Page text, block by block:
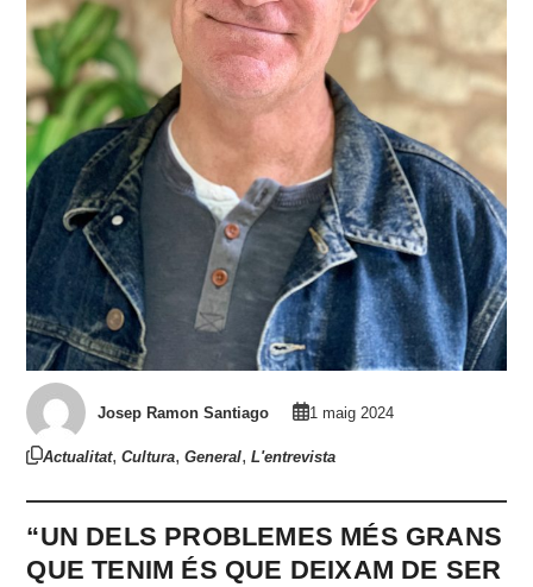
Josep Ramon Santiago 1 maig 2024
Actualitat,Cultura,General,L'entrevista
“UN DELS PROBLEMES MÉS GRANS
QUE TENIM ÉS QUE DEIXAM DE SER